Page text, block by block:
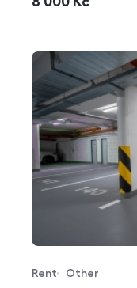
Offer type
Rent
Property type
Other